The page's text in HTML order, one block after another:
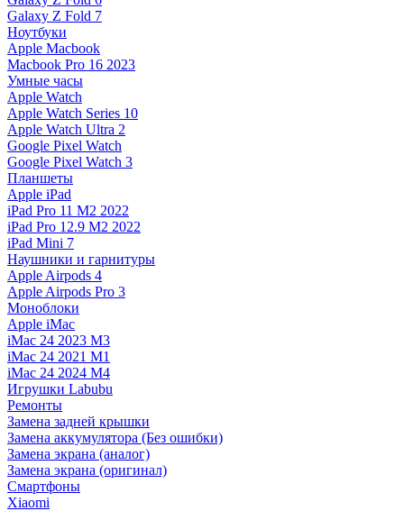
Galaxy Z Fold 7
Ноутбуки
Apple Macbook
Macbook Pro 16 2023
Умные часы
Apple Watch
Apple Watch Series 10
Apple Watch Ultra 2
Google Pixel Watch
Google Pixel Watch 3
Планшеты
Apple iPad
iPad Pro 11 M2 2022
iPad Pro 12.9 M2 2022
iPad Mini 7
Наушники и гарнитуры
Apple Airpods 4
Apple Airpods Pro 3
Моноблоки
Apple iMac
iMac 24 2023 M3
iMac 24 2021 M1
iMac 24 2024 M4
Игрушки Labubu
Ремонты
Замена задней крышки
Замена аккумулятора (Без ошибки)
Замена экрана (аналог)
Замена экрана (оригинал)
Смартфоны
Xiaomi